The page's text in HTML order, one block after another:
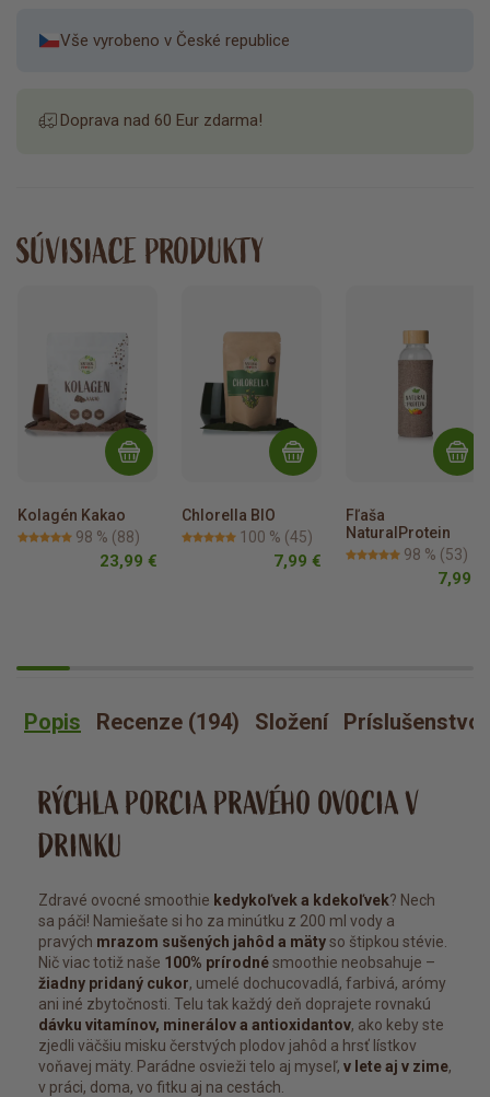
Vše vyrobeno v České republice
Doprava nad 60 Eur zdarma!
SÚVISIACE PRODUKTY
Kolagén Kakao
98 % (88)
23,99 €
Chlorella BIO
100 % (45)
7,99 €
Fľaša
NaturalProtein
98 % (53)
7,99 €
Popis Recenze (194) Složení Príslušenstvo
RÝCHLA PORCIA PRAVÉHO OVOCIA V
DRINKU
Zdravé ovocné smoothie kedykoľvek a kdekoľvek? Nech
sa páči! Namiešate si ho za minútku z 200 ml vody a
pravých mrazom sušených jahôd a mätyso štipkou stévie.
Nič viac totiž naše 100% prírodnésmoothie neobsahuje –
žiadny pridaný cukor, umelé dochucovadlá, farbivá, arómy
ani iné zbytočnosti. Telu tak každý deň doprajete rovnakú
dávku vitamínov, minerálov a antioxidantov, ako keby ste
zjedli väčšiu misku čerstvých plodov jahôd a hrsť lístkov
voňavej mäty. Parádne osvieži telo aj myseľ, v lete aj v zime,
v práci, doma, vo fitku aj na cestách.